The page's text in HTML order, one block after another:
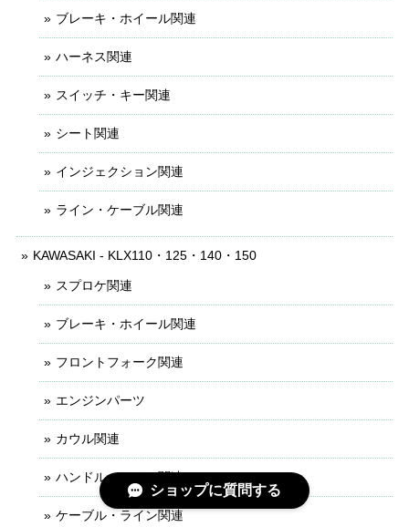
ブレーキ・ホイール関連
ハーネス関連
スイッチ・キー関連
シート関連
インジェクション関連
ライン・ケーブル関連
KAWASAKI - KLX110・125・140・150
スプロケ関連
ブレーキ・ホイール関連
フロントフォーク関連
エンジンパーツ
カウル関連
ハンドル・レバー関連
ケーブル・ライン関連
ショップに質問する